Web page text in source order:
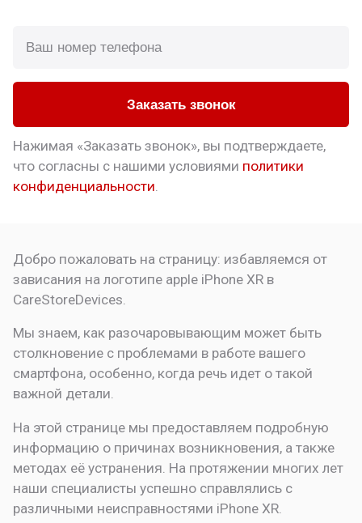
Заказать звонок
Нажимая «Заказать звонок», вы подтверждаете,
что согласны с нашими условиями политики
конфиденциальности.
Добро пожаловать на страницу: избавляемся от
зависания на логотипе apple iPhone XR в
CareStoreDevices.
Мы знаем, как разочаровывающим может быть
столкновение с проблемами в работе вашего
смартфона, особенно, когда речь идет о такой
важной детали.
На этой странице мы предоставляем подробную
информацию о причинах возникновения, а также
методах её устранения. На протяжении многих лет
наши специалисты успешно справлялись с
различными неисправностями iPhone XR.